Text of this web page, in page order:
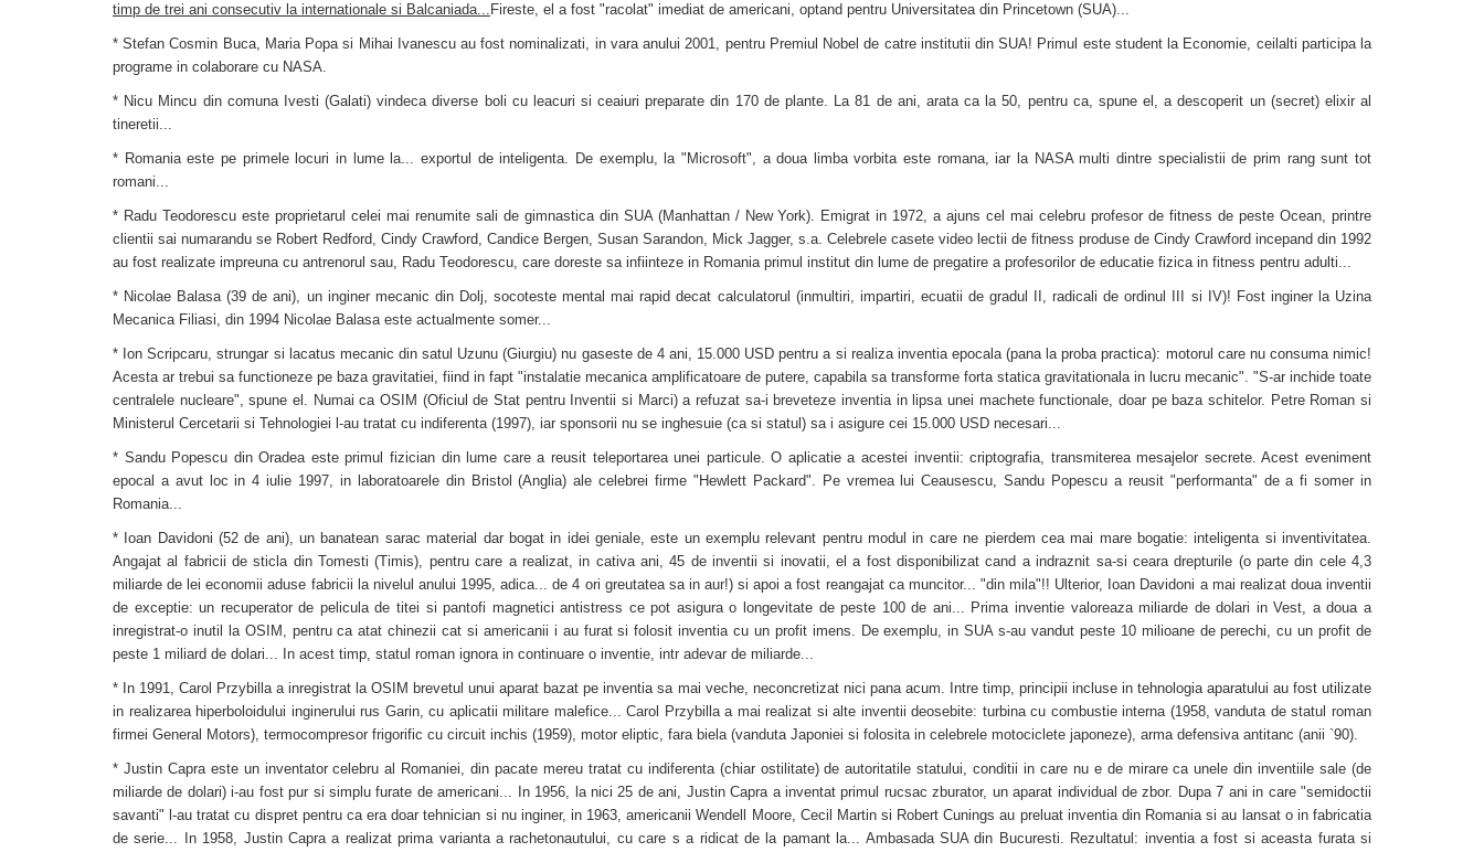
timp de trei ani consecutiv la internationale si Balcaniada... Fireste, el a fost "racolat" imediat de americani, optand pentru Universitatea din Princetown (SUA)...
* Stefan Cosmin Buca, Maria Popa si Mihai Ivanescu au fost nominalizati, in vara anului 2001, pentru Premiul Nobel de catre institutii din SUA! Primul este student la Economie, ceilalti participa la
programe in colaborare cu NASA.
* Nicu Mincu din comuna Ivesti (Galati) vindeca diverse boli cu leacuri si ceaiuri preparate din 170 de plante. La 81 de ani, arata ca la 50, pentru ca, spune el, a descoperit un (secret) elixir al
tineretii...
* Romania este pe primele locuri in lume la... exportul de inteligenta. De exemplu, la "Microsoft", a doua limba vorbita este romana, iar la NASA multi dintre specialistii de prim rang sunt tot
romani...
* Radu Teodorescu este proprietarul celei mai renumite sali de gimnastica din SUA (Manhattan / New York). Emigrat in 1972, a ajuns cel mai celebru profesor de fitness de peste Ocean, printre
clientii sai numarandu se Robert Redford, Cindy Crawford, Candice Bergen, Susan Sarandon, Mick Jagger, s.a. Celebrele casete video lectii de fitness produse de Cindy Crawford incepand din 1992
au fost realizate impreuna cu antrenorul sau, Radu Teodorescu, care doreste sa infiinteze in Romania primul institut din lume de pregatire a profesorilor de educatie fizica in fitness pentru adulti...
* Nicolae Balasa (39 de ani), un inginer mecanic din Dolj, socoteste mental mai rapid decat calculatorul (inmultiri, impartiri, ecuatii de gradul II, radicali de ordinul III si IV)! Fost inginer la Uzina
Mecanica Filiasi, din 1994 Nicolae Balasa este actualmente somer...
* Ion Scripcaru, strungar si lacatus mecanic din satul Uzunu (Giurgiu) nu gaseste de 4 ani, 15.000 USD pentru a si realiza inventia epocala (pana la proba practica): motorul care nu consuma nimic!
Acesta ar trebui sa functioneze pe baza gravitatiei, fiind in fapt "instalatie mecanica amplificatoare de putere, capabila sa transforme forta statica gravitationala in lucru mecanic". "S-ar inchide toate
centralele nucleare", spune el. Numai ca OSIM (Oficiul de Stat pentru Inventii si Marci) a refuzat sa-i breveteze inventia in lipsa unei machete functionale, doar pe baza schitelor. Petre Roman si
Ministerul Cercetarii si Tehnologiei l-au tratat cu indiferenta (1997), iar sponsorii nu se inghesuie (ca si statul) sa i asigure cei 15.000 USD necesari...
* Sandu Popescu din Oradea este primul fizician din lume care a reusit teleportarea unei particule. O aplicatie a acestei inventii: criptografia, transmiterea mesajelor secrete. Acest eveniment
epocal a avut loc in 4 iulie 1997, in laboratoarele din Bristol (Anglia) ale celebrei firme "Hewlett Packard". Pe vremea lui Ceausescu, Sandu Popescu a reusit "performanta" de a fi somer in
Romania...
* Ioan Davidoni (52 de ani), un banatean sarac material dar bogat in idei geniale, este un exemplu relevant pentru modul in care ne pierdem cea mai mare bogatie: inteligenta si inventivitatea.
Angajat al fabricii de sticla din Tomesti (Timis), pentru care a realizat, in cativa ani, 45 de inventii si inovatii, el a fost disponibilizat cand a indraznit sa-si ceara drepturile (o parte din cele 4,3
miliarde de lei economii aduse fabricii la nivelul anului 1995, adica... de 4 ori greutatea sa in aur!) si apoi a fost reangajat ca muncitor... "din mila"!! Ulterior, Ioan Davidoni a mai realizat doua inventii
de exceptie: un recuperator de pelicula de titei si pantofi magnetici antistress ce pot asigura o longevitate de peste 100 de ani... Prima inventie valoreaza miliarde de dolari in Vest, a doua a
inregistrat-o inutil la OSIM, pentru ca atat chinezii cat si americanii i au furat si folosit inventia cu un profit imens. De exemplu, in SUA s-au vandut peste 10 milioane de perechi, cu un profit de
peste 1 miliard de dolari... In acest timp, statul roman ignora in continuare o inventie, intr adevar de miliarde...
* In 1991, Carol Przybilla a inregistrat la OSIM brevetul unui aparat bazat pe inventia sa mai veche, neconcretizat nici pana acum. Intre timp, principii incluse in tehnologia aparatului au fost utilizate
in realizarea hiperboloidului inginerului rus Garin, cu aplicatii militare malefice... Carol Przybilla a mai realizat si alte inventii deosebite: turbina cu combustie interna (1958, vanduta de statul roman
firmei General Motors), termocompresor frigorific cu circuit inchis (1959), motor eliptic, fara biela (vanduta Japoniei si folosita in celebrele motociclete japoneze), arma defensiva antitanc (anii `90).
* Justin Capra este un inventator celebru al Romaniei, din pacate mereu tratat cu indiferenta (chiar ostilitate) de autoritatile statului, conditii in care nu e de mirare ca unele din inventiile sale (de
miliarde de dolari) i-au fost pur si simplu furate de americani... In 1956, la nici 25 de ani, Justin Capra a inventat primul rucsac zburator, un aparat individual de zbor. Dupa 7 ani in care "semidoctii
savanti" l-au tratat cu dispret pentru ca era doar tehnician si nu inginer, in 1963, americanii Wendell Moore, Cecil Martin si Robert Cunings au preluat inventia din Romania si au lansat o in fabricatia
de serie... In 1958, Justin Capra a realizat prima varianta a rachetonautului, cu care s a ridicat de la pamant la... Ambasada SUA din Bucuresti. Rezultatul: inventia a fost si aceasta furata si